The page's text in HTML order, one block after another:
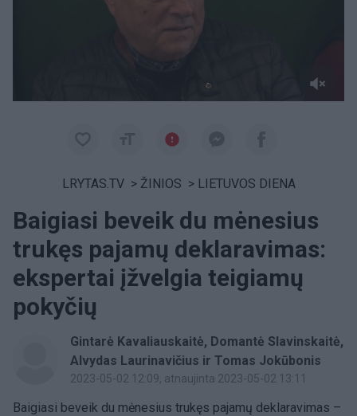
LRYTAS.TV > ŽINIOS > LIETUVOS DIENA
Baigiasi beveik du mėnesius
trukęs pajamų deklaravimas:
ekspertai įžvelgia teigiamų
pokyčių
Gintarė Kavaliauskaitė, Domantė Slavinskaitė,
Alvydas Laurinavičius ir Tomas Jokūbonis
2023-05-02 12:09, atnaujinta 2023-05-02 13:11
Baigiasi beveik du mėnesius trukęs pajamų deklaravimas –